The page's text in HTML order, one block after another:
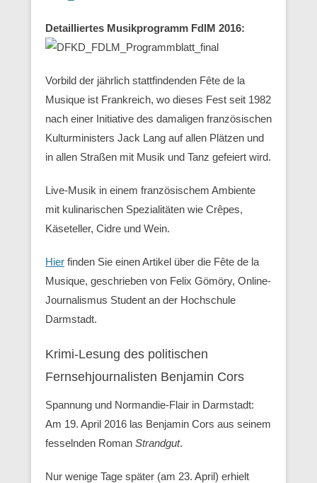
Detailliertes Musikprogramm FdlM 2016:
Vorbild der jährlich stattfindenden Fête de la
Musique ist Frankreich, wo dieses Fest seit 1982
nach einer Initiative des damaligen französischen
Kulturministers Jack Lang auf allen Plätzen und
in allen Straßen mit Musik und Tanz gefeiert wird.
Live-Musik in einem französischem Ambiente
mit kulinarischen Spezialitäten wie Crêpes,
Käseteller, Cidre und Wein.
Hier finden Sie einen Artikel über die Fête de la
Musique, geschrieben von Felix Gömöry, Online-
Journalismus Student an der Hochschule
Darmstadt.
Krimi-Lesung des politischen
Fernsehjournalisten Benjamin Cors
Spannung und Normandie-Flair in Darmstadt:
Am 19. April 2016 las Benjamin Cors aus seinem
fesselnden Roman Strandgut.
Nur wenige Tage später (am 23. April) erhielt